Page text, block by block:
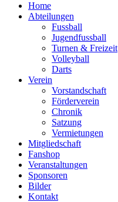
Home
Abteilungen
Fussball
Jugendfussball
Turnen & Freizeit
Volleyball
Darts
Verein
Vorstandschaft
Förderverein
Chronik
Satzung
Vermietungen
Mitgliedschaft
Fanshop
Veranstaltungen
Sponsoren
Bilder
Kontakt